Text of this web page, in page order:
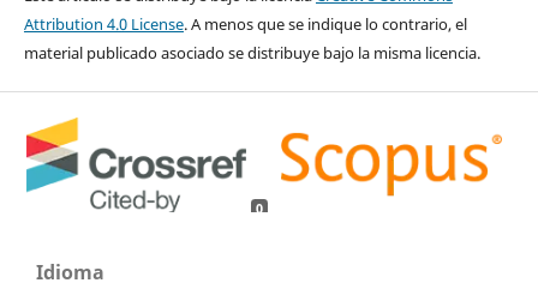
Attribution 4.0 License. A menos que se indique lo contrario, el
material publicado asociado se distribuye bajo la misma licencia.
0
Idioma